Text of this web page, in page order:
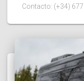
Contacto: (+34)